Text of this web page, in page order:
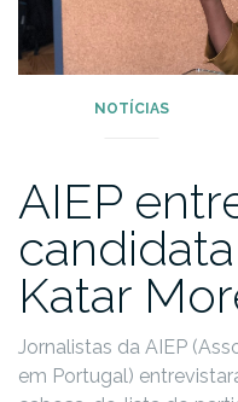
NOTÍCIAS
AIEP
Katar
Jornalistas da AIEP
em Portugal)